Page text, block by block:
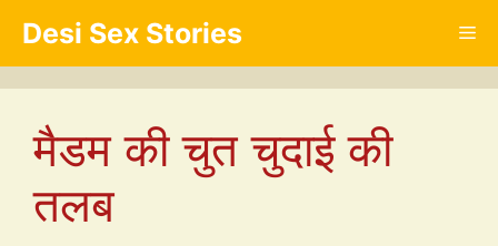
content
Desi Sex Stories
मैडम की चुत चुदाई की
तलब